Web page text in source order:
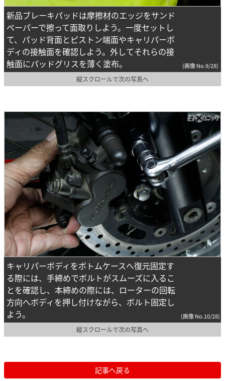
新品ブレーキパッドは摩擦材のエッジをサンド
ペーパーで擦って面取りしよう。一度セットし
て、パッド背面とピストン端面やキャリパーボ
ディの接触面を確認しよう。外してそれらの接
触面にパッドグリスを薄く塗布。
(画像 No.9/28)
縦スクロールで次の写真へ
キャリパーボディをボトムケースへ復元固定す
る際には、手締めでボルトがスムーズに入るこ
とを確認し、本締めの際には、ローターの回転
方向へボディを押し付けながら、ボルト固定し
よう。
(画像 No.10/28)
縦スクロールで次の写真へ
記事へ戻る